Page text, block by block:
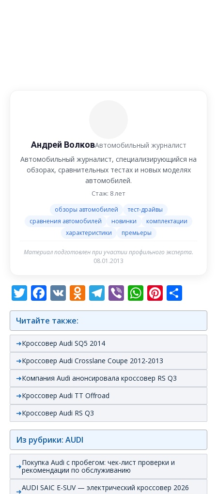
Андрей ВолковАвтомобильный журналист
Автомобильный журналист, специализирующийся на
обзорах, сравнительных тестах и новых моделях
автомобилей.
Стаж: 8 лет
обзоры автомобилей
тест-драйвы
сравнения автомобилей
новинки
комплектации
характеристики
премьеры
Материал подготовлен при участии профильного эксперта.
08.01.2013
Twitter
Facebook
VK Odnoklassniki
Telegram
Viber
Читайте также:
Кроссовер Audi SQ5 2014
Кроссовер Audi Crosslane Coupe 2012-2013
Компания Audi анонсировала кроссовер RS Q3
Кроссовер Audi TT Offroad
Кроссовер Audi RS Q3
Из рубрики: AUDI
Покупка Audi с пробегом: чек-лист проверки и
рекомендации по обслуживанию
AUDI SAIC E-SUV — электрический кроссовер 2026